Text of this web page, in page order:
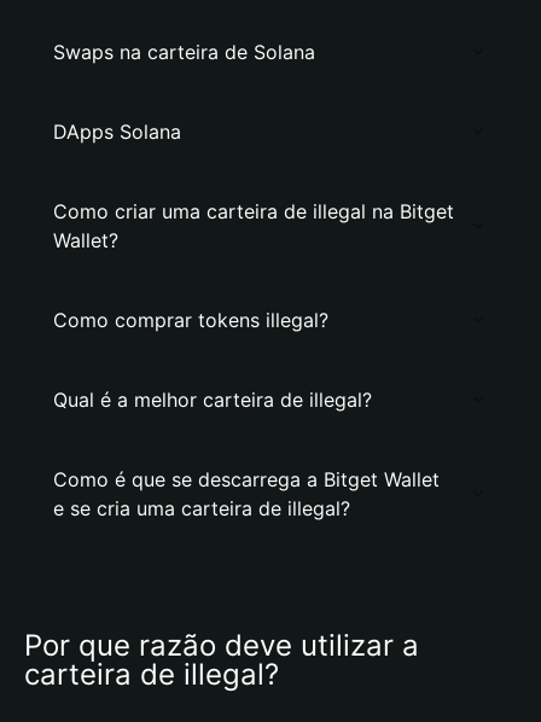
Swaps na carteira de Solana
DApps Solana
Como criar uma carteira de illegal na Bitget
Wallet?
Como comprar tokens illegal?
Qual é a melhor carteira de illegal?
Como é que se descarrega a Bitget Wallet
e se cria uma carteira de illegal?
Por que razão deve utilizar a
carteira de illegal?